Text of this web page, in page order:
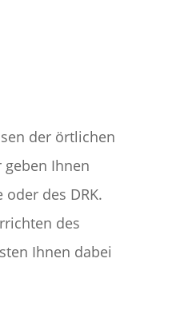
der örtlichen
Ihnen
des DRK.
des
Ihnen dabei